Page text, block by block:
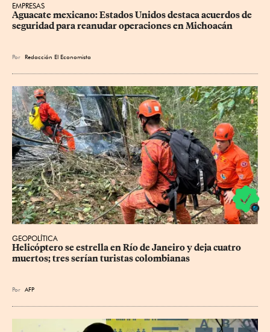
EMPRESAS
Aguacate mexicano: Estados Unidos destaca acuerdos de
seguridad para reanudar operaciones en Michoacán
Por Redacción El Economista
GEOPOLÍTICA
Helicóptero se estrella en Río de Janeiro y deja cuatro
muertos; tres serían turistas colombianas
Por AFP